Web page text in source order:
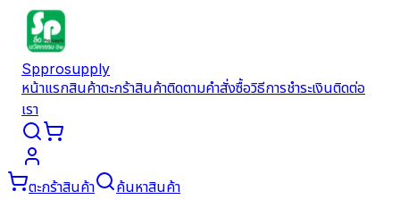
Spprosupply
หน้าแรกสินค้าตะกร้าสินค้าติดตามคำสั่งซื้อวิธีการชำระเงินติดต่อ
เรา
ตะกร้าสินค้า
ค้นหาสินค้า